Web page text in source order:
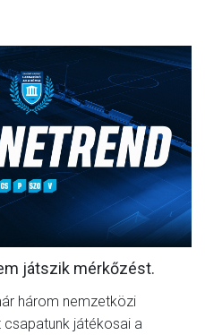
játszik mérkőzést.
három nemzetközi
játékosai a